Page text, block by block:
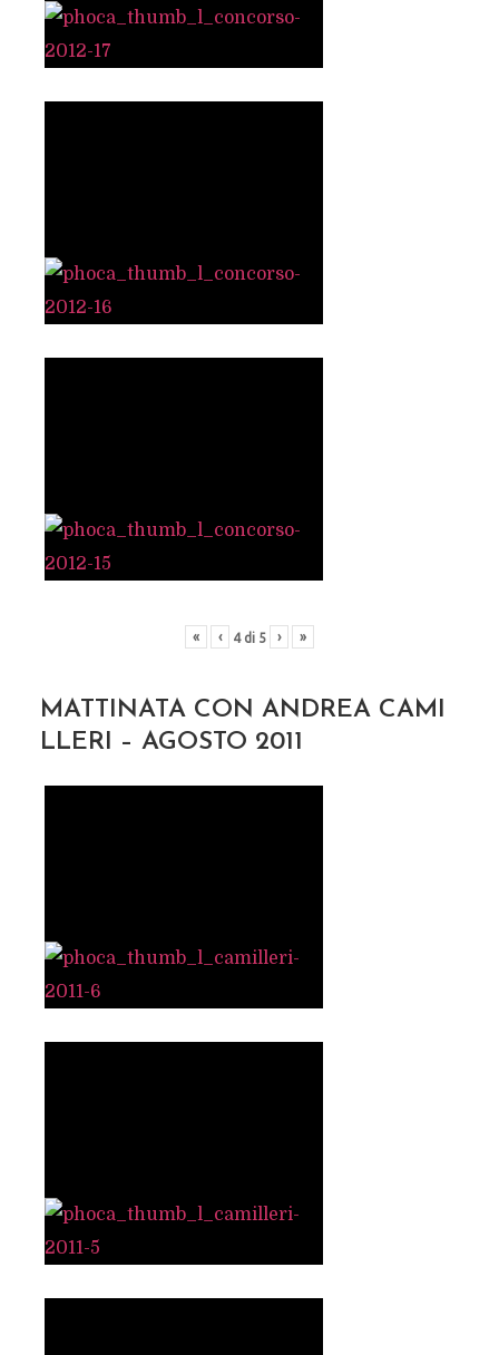
« ‹ 4di 5 › »
MATTINATA CON ANDREA CAMI
LLERI – AGOSTO 2011